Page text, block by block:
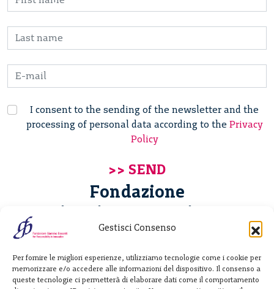
Gestisci Consenso
Per fornire le migliori esperienze, utilizziamo tecnologie come i cookie per
memorizzare e/o accedere alle informazioni del dispositivo. Il consenso a
queste tecnologie ci permetterà di elaborare dati come il comportamento
I consent to the sending of the newsletter and the
processing of personal data according to the Privacy
Policy
Fondazione
Giannino Bassetti ETS
20122 Milano - Italia
T. +39 02 781933